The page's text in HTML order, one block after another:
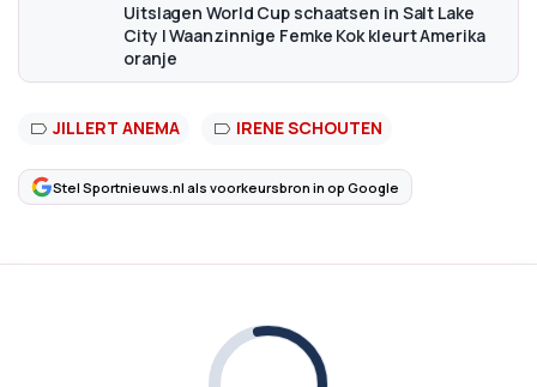
Uitslagen World Cup schaatsen in Salt Lake
City | Waanzinnige Femke Kok kleurt Amerika
oranje
JILLERT ANEMA IRENE SCHOUTEN
Stel Sportnieuws.nl als voorkeursbron in op Google